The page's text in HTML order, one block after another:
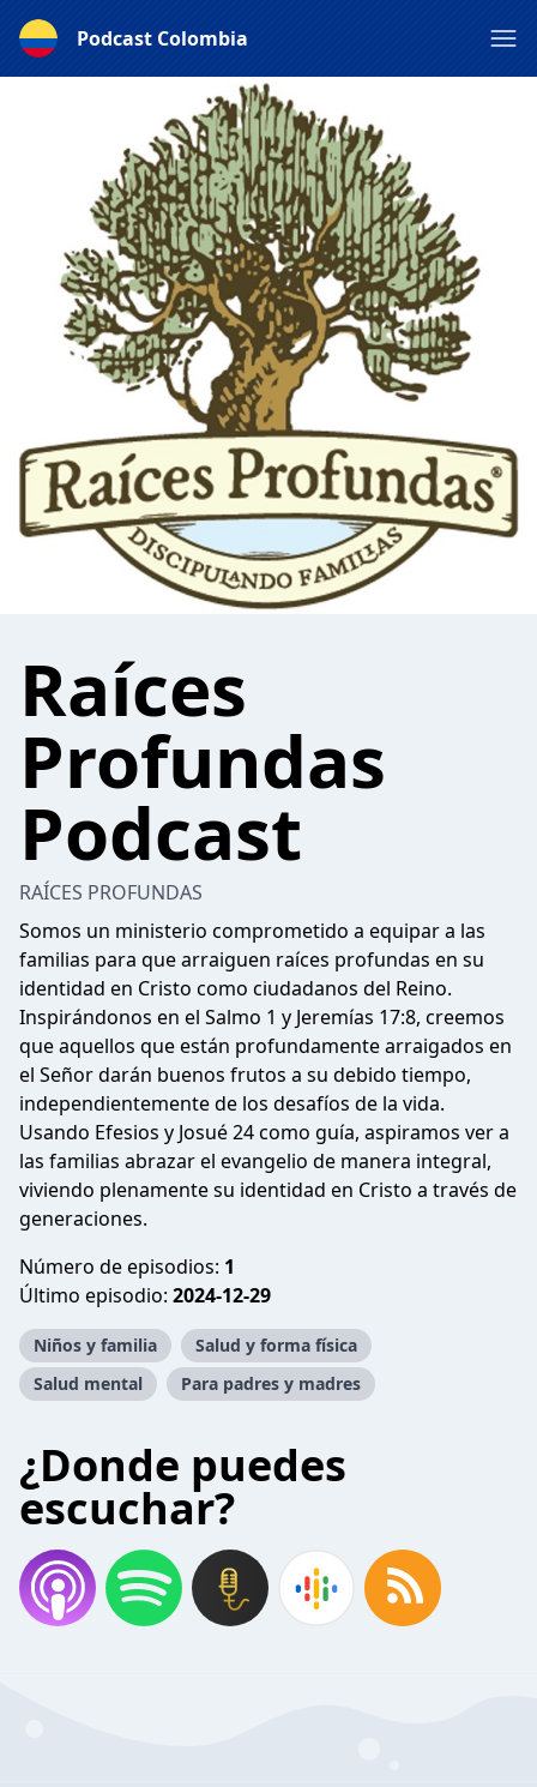
Podcast Colombia
Raíces
Profundas
Podcast
RAÍCES PROFUNDAS
Somos un ministerio comprometido a equipar a las
familias para que arraiguen raíces profundas en su
identidad en Cristo como ciudadanos del Reino.
Inspirándonos en el Salmo 1 y Jeremías 17:8, creemos
que aquellos que están profundamente arraigados en
el Señor darán buenos frutos a su debido tiempo,
independientemente de los desafíos de la vida.
Usando Efesios y Josué 24 como guía, aspiramos ver a
las familias abrazar el evangelio de manera integral,
viviendo plenamente su identidad en Cristo a través de
generaciones.
Número de episodios: 1
Último episodio: 2024-12-29
Niños y familia
Salud y forma física
Salud mental
Para padres y madres
¿Donde puedes
escuchar?